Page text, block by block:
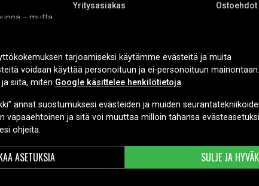
– mutta
varaosia
sekä
Yritysasiakas Ostoehdot
TOIMITUSVAIHTOEHDOT
tarjoamiseksi käytämme evästeitä ja muita
voidaan käyttää personoituun ja ei-personoituun
ja siitä, miten Google käsittelee henkilötietoja.
annat suostumuksesi evästeiden ja muiden
vapaaehtoinen ja sitä voi muuttaa milloin tahansa
ohjeita.
ASETUKSIA SULJE JA